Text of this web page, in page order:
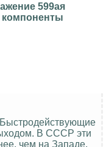
599ая
компоненты
В СССР эти
чем на Западе.